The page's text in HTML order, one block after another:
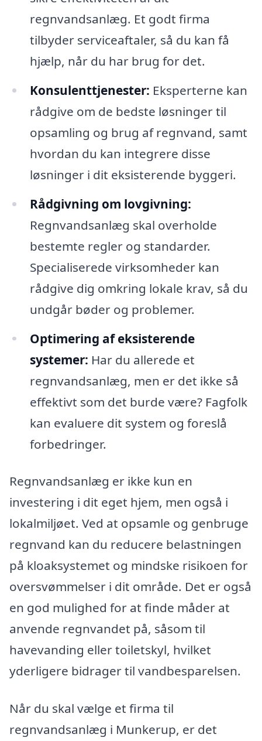
regnvandsanlæg. Et godt firma
tilbyder serviceaftaler, så du kan få
hjælp, når du har brug for det.
Konsulenttjenester: Eksperterne kan
rådgive om de bedste løsninger til
opsamling og brug af regnvand, samt
hvordan du kan integrere disse
løsninger i dit eksisterende byggeri.
Rådgivning om lovgivning:
Regnvandsanlæg skal overholde
bestemte regler og standarder.
Specialiserede virksomheder kan
rådgive dig omkring lokale krav, så du
undgår bøder og problemer.
Optimering af eksisterende
systemer: Har du allerede et
regnvandsanlæg, men er det ikke så
effektivt som det burde være? Fagfolk
kan evaluere dit system og foreslå
forbedringer.
Regnvandsanlæg er ikke kun en
investering i dit eget hjem, men også i
lokalmiljøet. Ved at opsamle og genbruge
regnvand kan du reducere belastningen
på kloaksystemet og mindske risikoen for
oversvømmelser i dit område. Det er også
en god mulighed for at finde måder at
anvende regnvandet på, såsom til
havevanding eller toiletskyl, hvilket
yderligere bidrager til vandbesparelsen.
Når du skal vælge et firma til
regnvandsanlæg i Munkerup, er det